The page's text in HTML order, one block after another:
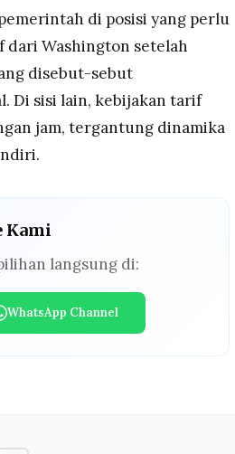
di posisi yang perlu
dari Washington setelah
disebut-sebut
Di sisi lain, kebijakan tarif
jam, tergantung dinamika
Kami
langsung di:
WhatsApp Channel